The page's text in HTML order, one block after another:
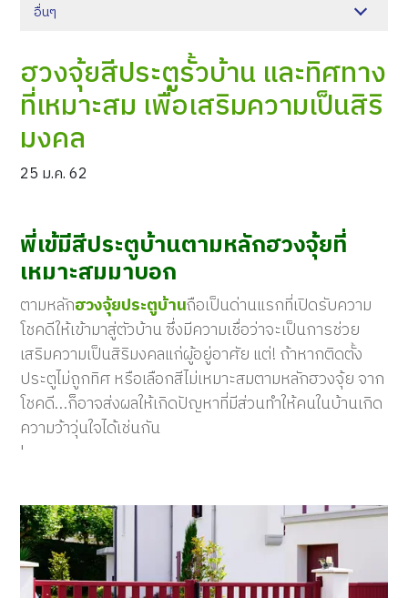
อื่นๆ
ฮวงจุ้ยสีประตูรั้วบ้าน และทิศทาง
ที่เหมาะสม เพื่อเสริมความเป็นสิริ
มงคล
25 ม.ค. 62
พี่เข้มีสีประตูบ้านตามหลักฮวงจุ้ยที่
เหมาะสมมาบอก
ตามหลักฮวงจุ้ยประตูบ้านถือเป็นด่านแรกที่เปิดรับความ
โชคดีให้เข้ามาสู่ตัวบ้าน ซึ่งมีความเชื่อว่าจะเป็นการช่วย
เสริมความเป็นสิริมงคลแก่ผู้อยู่อาศัย แต่! ถ้าหากติดตั้ง
ประตูไม่ถูกทิศ หรือเลือกสีไม่เหมาะสมตามหลักฮวงจุ้ย จาก
โชคดี…ก็อาจส่งผลให้เกิดปัญหาที่มีส่วนทำให้คนในบ้านเกิด
ความว้าวุ่นใจได้เช่นกัน
'